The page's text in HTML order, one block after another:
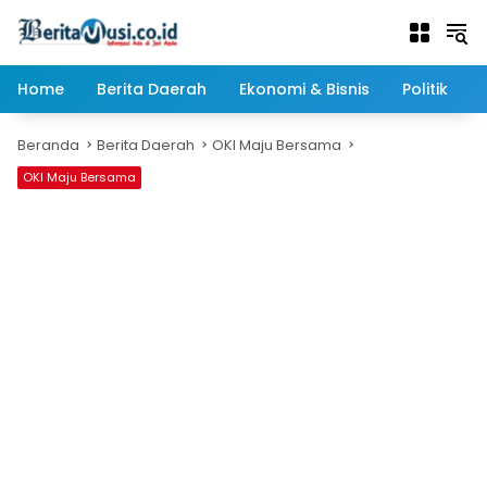
Home
Berita Daerah Ekonomi & Bisnis Politik
Beranda Berita Daerah OKI Maju Bersama
OKI Maju Bersama